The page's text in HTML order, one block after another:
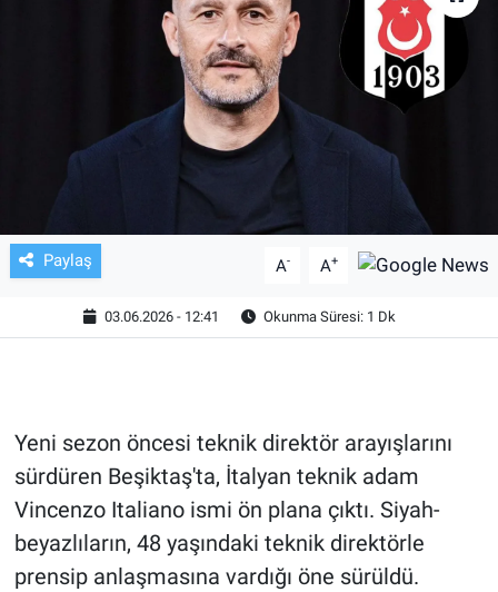
Paylaş A- A+
03.06.2026 - 12:41 Okunma Süresi: 1 Dk
Yeni sezon öncesi teknik direktör arayışlarını
sürdüren Beşiktaş'ta, İtalyan teknik adam
Vincenzo Italiano ismi ön plana çıktı. Siyah-
beyazlıların, 48 yaşındaki teknik direktörle
prensip anlaşmasına vardığı öne sürüldü.
TV VE SİNEMA
SAĞLIK
KÜLTÜR SANAT
ASAYİŞ
ÇEVRE
HABERDE İNSAN